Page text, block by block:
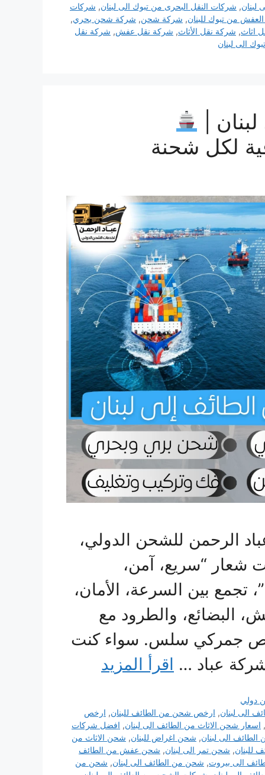
, شركات النقل البحرى من تبوك الى لبنان, شركات
من تبوك للبنان, شركة شحن, شركة شحن بحري,
اثاث, شركة نقل الأثاث, شركة نقل عفش, شركة نقل
الى لبنان
|
الرحمن للشحن الدولي،
“سريع، آمن،
بين السرعة، الأمان،
البضائع، والطرود مع
جمركي سلس. سواء كنت
عباد … اقرأ المزيد
دولي
الى لبنان, ارخص شحن من الطائف للبنان, ارخص
, اسعار شحن الاثاث من الطائف الى لبنان, افضل شركات
الى لبنان, شحن اغراض للبنان, شحن الاثاث من
للبنان, شحن تمر الى لبنان, شحن عفش من الطائف
الى بيروت, شحن من الطائف الى لبنان, شحن من